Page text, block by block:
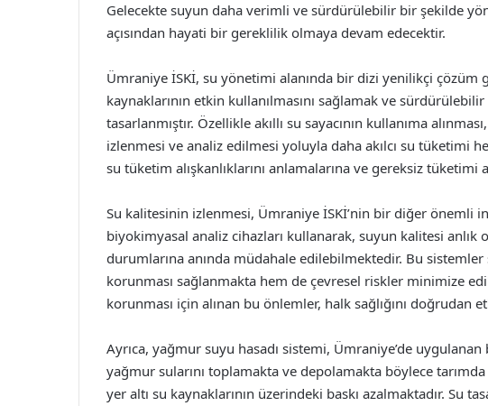
Gelecekte suyun daha verimli ve sürdürülebilir bir şekilde
açısından hayati bir gereklilik olmaya devam edecektir.
Ümraniye İSKİ, su yönetimi alanında bir dizi yenilikçi çözüm
kaynaklarının etkin kullanılmasını sağlamak ve
tasarlanmıştır. Özellikle akıllı su sayacının kullanıma
izlenmesi ve analiz edilmesi yoluyla daha akılcı su tüketimi
su tüketim alışkanlıklarını anlamalarına ve gereksiz tüketimi
Su kalitesinin izlenmesi, Ümraniye İSKİ’nin bir diğer önemli
biyokimyasal analiz cihazları kullanarak, suyun kalitesi anlık
durumlarına anında müdahale edilebilmektedir. Bu sistemler
korunması sağlanmakta hem de çevresel riskler minimize
korunması için alınan bu önlemler, halk sağlığını doğrudan
Ayrıca, yağmur suyu hasadı sistemi, Ümraniye’de
yağmur sularını toplamakta ve depolamakta böylece
yer altı su kaynaklarının üzerindeki baskı azalmaktadır. Su